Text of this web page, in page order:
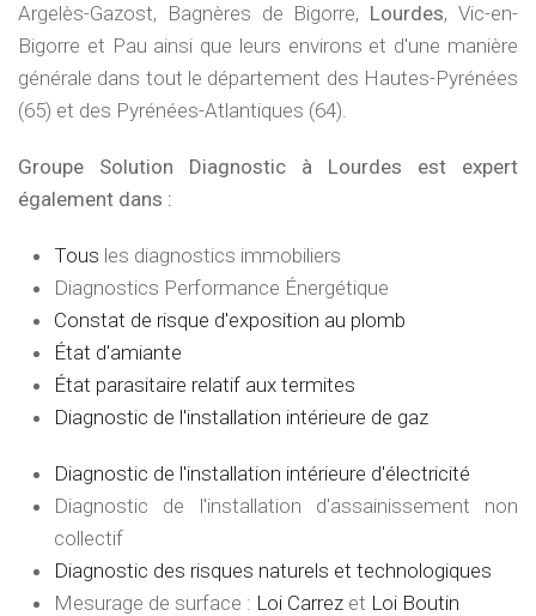
Argelès-Gazost, Bagnères de Bigorre, Lourdes, Vic-en-
Bigorre et Pau ainsi que leurs environs et d'une manière
générale dans tout le département des Hautes-Pyrénées
(65) et des Pyrénées-Atlantiques (64).
Groupe Solution Diagnostic à Lourdes est expert
également dans :
Tous les diagnostics immobiliers
Diagnostics Performance Énergétique
Constat de risque d'exposition au plomb
État d'amiante
État parasitaire relatif aux termites
Diagnostic de l'installation intérieure de gaz
Diagnostic de l'installation intérieure d'électricité
Diagnostic de l'installation d'assainissement non
collectif
Diagnostic des risques naturels et technologiques
Mesurage de surface : Loi Carrez et Loi Boutin